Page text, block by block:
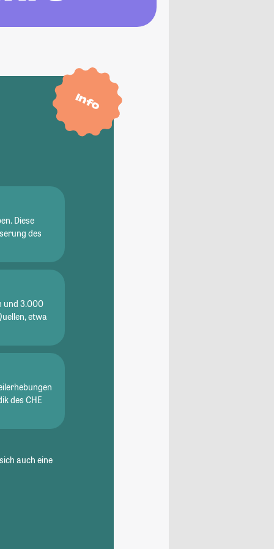
Info
Diese
des
und 3.000
etwa
des CHE
auch eine